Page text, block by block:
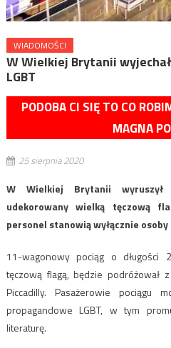
WIADOMOŚCI
W Wielkiej Brytanii
LGBT
PODOBA CI SIĘ TO CO
MAGNA
25 sierpnia 2020
W Wielkiej Brytanii
udekorowany wielką tęczową
personel stanowią wyłącznie osoby
11-wagonowy pociąg o długości
tęczową flagą, będzie podróżował
Piccadilly. Pasażerowie pociągu
propagandowe LGBT, w tym
literaturę.